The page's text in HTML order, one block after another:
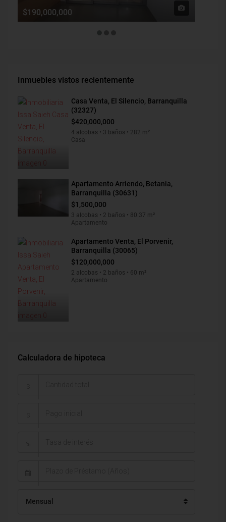
$190,000,000
Inmuebles vistos recientemente
Casa Venta, El Silencio, Barranquilla
(32327)
$420,000,000
4 alcobas • 3 baños • 282 m²
Casa
Apartamento Arriendo, Betania,
Barranquilla (30631)
$1,500,000
3 alcobas • 2 baños • 80.37 m²
Apartamento
Apartamento Venta, El Porvenir,
Barranquilla (30065)
$120,000,000
2 alcobas • 2 baños • 60 m²
Apartamento
Calculadora de hipoteca
Mensual